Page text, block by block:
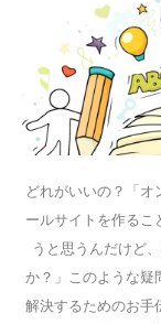
どれがいいの？「オ
ールサイトを作るこ
うと思うんだけど
か？」このような疑
解決するためのお手